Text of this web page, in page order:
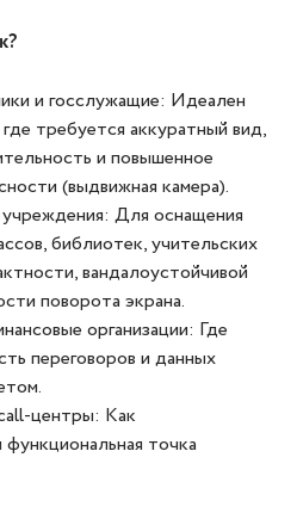
и госслужащие: Идеален
требуется аккуратный вид,
и повышенное
(выдвижная камера).
Для оснащения
библиотек, учительских
вандалоустойчивой
поворота экрана.
организации: Где
переговоров и данных
центры: Как
функциональная точка